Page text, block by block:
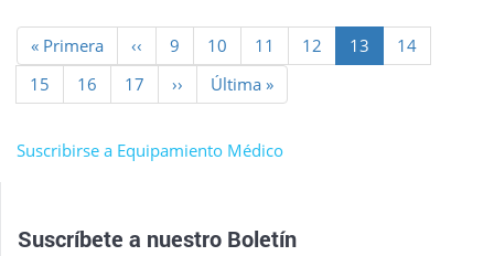
Paginación
Primera
página
« Primera
Página
anterior
‹‹ Page
9 Page
10 Page
11 Page
12
Página
actual
13 Page
14
Page
15 Page
16 Page
17
Siguiente
página
››
Última
página
Última »
Suscribirse a Equipamiento Médico
Suscríbete a nuestro Boletín